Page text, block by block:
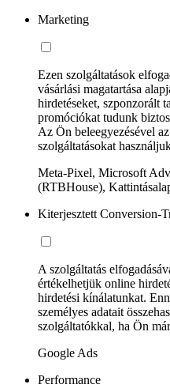
Marketing
Ezen szolgáltatások
vásárlási magatartása
hirdetéseket, szponzorált
promóciókat tudunk
Az Ön beleegyezésével
szolgáltatásokat
Meta-Pixel, Microsoft
(RTBHouse),
Kiterjesztett Conversion-
A szolgáltatás
értékelhetjük online
hirdetési kínálatunkat.
személyes adatait
szolgáltatókkal, ha Ön
Google Ads
Performance